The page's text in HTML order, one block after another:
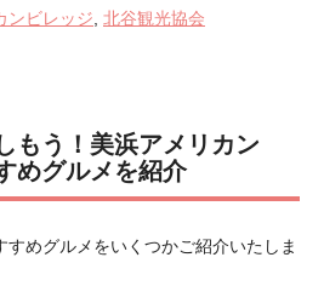
ンビレッジ 北谷観光協会
もう！美浜アメリカン
めグルメを紹介
めグルメをいくつかご紹介いたしま